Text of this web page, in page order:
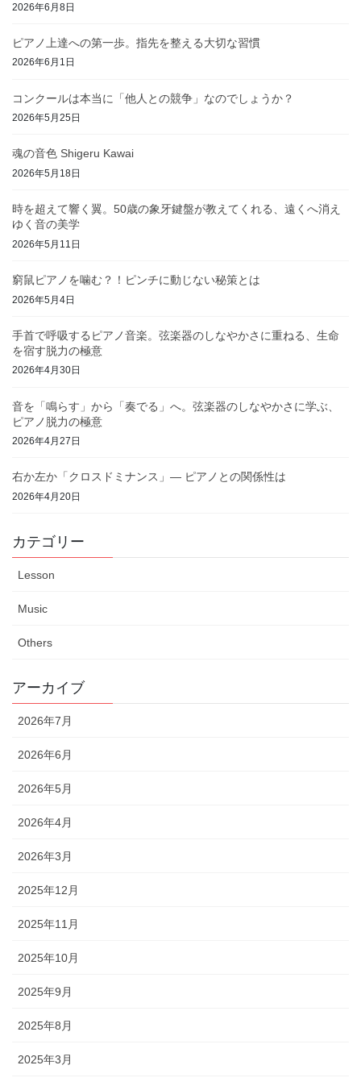
2026年6月8日
ピアノ上達への第一歩。指先を整える大切な習慣
2026年6月1日
コンクールは本当に「他人との競争」なのでしょうか？
2026年5月25日
魂の音色 Shigeru Kawai
2026年5月18日
時を超えて響く翼。50歳の象牙鍵盤が教えてくれる、遠くへ消え
ゆく音の美学
2026年5月11日
窮鼠ピアノを噛む？！ピンチに動じない秘策とは
2026年5月4日
手首で呼吸するピアノ音楽。弦楽器のしなやかさに重ねる、生命
を宿す脱力の極意
2026年4月30日
音を「鳴らす」から「奏でる」へ。弦楽器のしなやかさに学ぶ、
ピアノ脱力の極意
2026年4月27日
右か左か「クロスドミナンス」— ピアノとの関係性は
2026年4月20日
カテゴリー
Lesson
Music
Others
アーカイブ
2026年7月
2026年6月
2026年5月
2026年4月
2026年3月
2025年12月
2025年11月
2025年10月
2025年9月
2025年8月
2025年3月